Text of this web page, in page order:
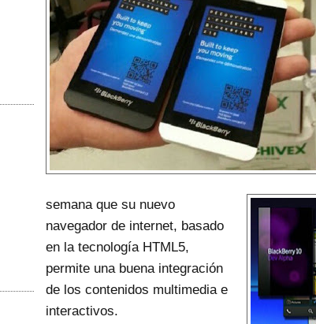
semana que su nuevo
navegador de internet, basado
en la tecnología HTML5,
permite una buena integración
de los contenidos multimedia e
interactivos.